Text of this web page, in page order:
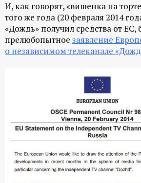
И, как говорят, «вишенка на
того же года (20 февраля 2014
«Дождь» получил средства от ЕС,
прелюбопытное заявление
о независимом телеканале